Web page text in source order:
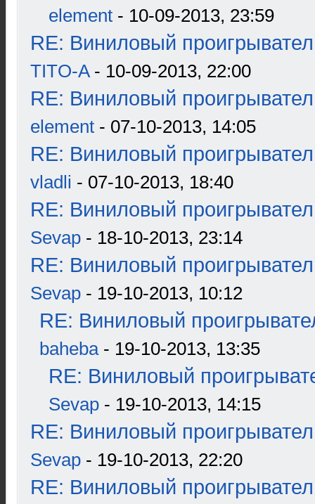
element - 10-09-2013, 23:59
RE: Виниловый
TITO-A- 10-09-2013, 22:00
RE: Виниловый
element - 07-10-2013, 14:05
RE: Виниловый
vladli - 07-10-2013, 18:40
RE: Виниловый
Sevap - 18-10-2013, 23:14
RE: Виниловый
Sevap - 19-10-2013, 10:12
RE: Виниловый
baheba- 19-10-2013, 13:35
RE: Виниловый
Sevap - 19-10-2013, 14:15
RE: Виниловый
Sevap - 19-10-2013, 22:20
RE: Виниловый